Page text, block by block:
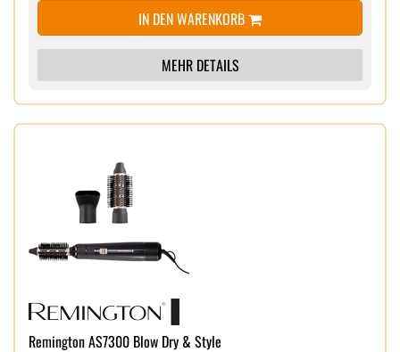
IN DEN WARENKORB
MEHR DETAILS
Remington AS7300 Blow Dry & Style